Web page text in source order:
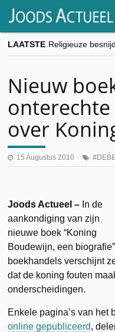
LAATSTE
Nieuw
over
15 Augustus 2010
Joods Actueel – In de
aankondiging van zijn
nieuwe boek “Koning
Boudewijn, een
boekhandels verschijnt
dat de koning fouten
onderscheidingen.
Enkele pagina’s van het
online gepubliceerd,